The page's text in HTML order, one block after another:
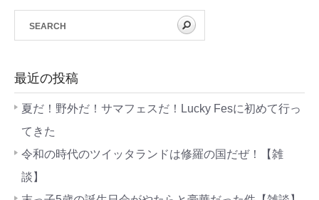
最近の投稿
夏だ！野外だ！サマフェスだ！Lucky Fesに初めて行っ
てきた
令和の時代のツイッタランドは修羅の国だぜ！【雑
談】